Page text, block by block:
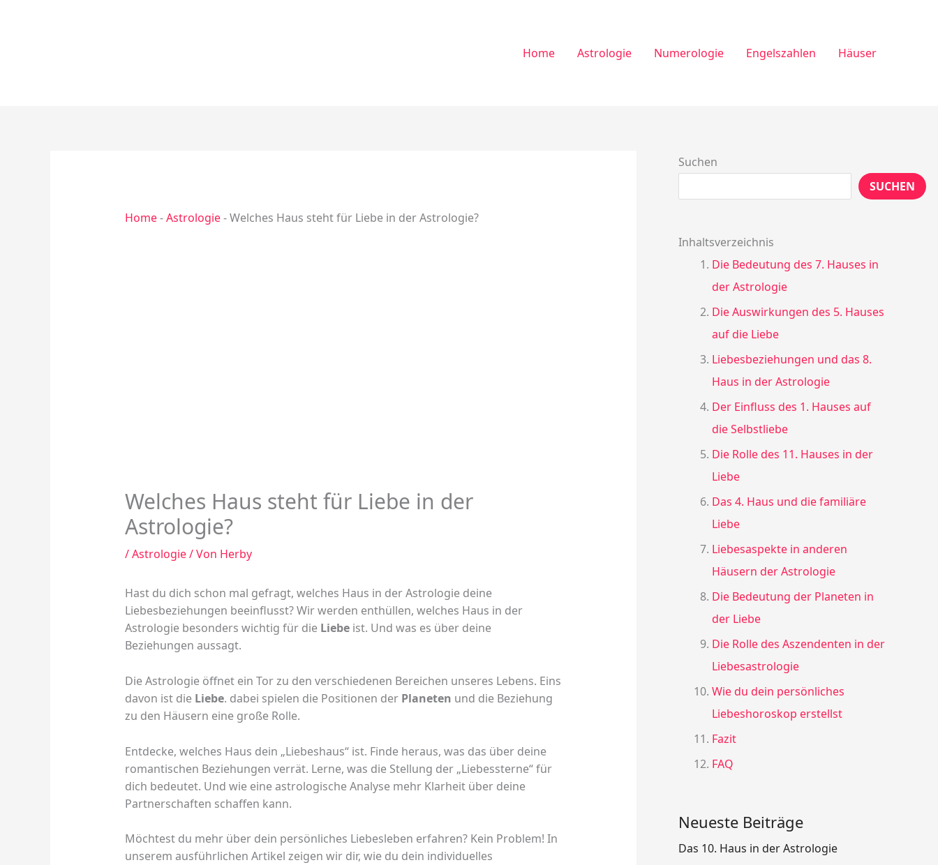
Home Astrologie Numerologie Engelszahlen Häuser
Home-Astrologie-Welches Haus steht für Liebe in der Astrologie?
Welches Haus steht für Liebe in der
Astrologie?
/Astrologie/ Von Herby
Hast du dich schon mal gefragt, welches Haus in der Astrologie deine
Liebesbeziehungen beeinflusst? Wir werden enthüllen, welches Haus in der
Astrologie besonders wichtig für die Liebeist. Und was es über deine
Beziehungen aussagt.
Die Astrologie öffnet ein Tor zu den verschiedenen Bereichen unseres Lebens. Eins
davon ist die Liebe. dabei spielen die Positionen der Planeten und die Beziehung
zu den Häusern eine große Rolle.
Entdecke, welches Haus dein „Liebeshaus“ ist. Finde heraus, was das über deine
romantischen Beziehungen verrät. Lerne, was die Stellung der „Liebessterne“ für
dich bedeutet. Und wie eine astrologische Analyse mehr Klarheit über deine
Partnerschaften schaffen kann.
Möchtest du mehr über dein persönliches Liebesleben erfahren? Kein Problem! In
unserem ausführlichen Artikel zeigen wir dir, wie du dein individuelles
Suchen
SUCHEN
Inhaltsverzeichnis
Die Bedeutung des 7. Hauses in
der Astrologie
Die Auswirkungen des 5. Hauses
auf die Liebe
Liebesbeziehungen und das 8.
Haus in der Astrologie
Der Einfluss des 1. Hauses auf
die Selbstliebe
Die Rolle des 11. Hauses in der
Liebe
Das 4. Haus und die familiäre
Liebe
Liebesaspekte in anderen
Häusern der Astrologie
Die Bedeutung der Planeten in
der Liebe
Die Rolle des Aszendenten in der
Liebesastrologie
Wie du dein persönliches
Liebeshoroskop erstellst
Fazit
FAQ
Neueste Beiträge
Das 10. Haus in der Astrologie